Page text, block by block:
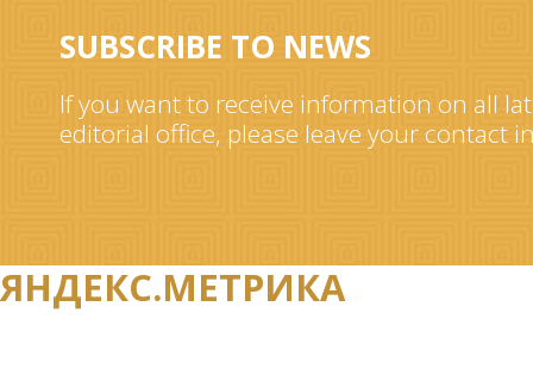
SUBSCRIBE TO NEWS
If you want to receive information on all
editorial office, please leave your contact
ЯНДЕКС.МЕТРИКА